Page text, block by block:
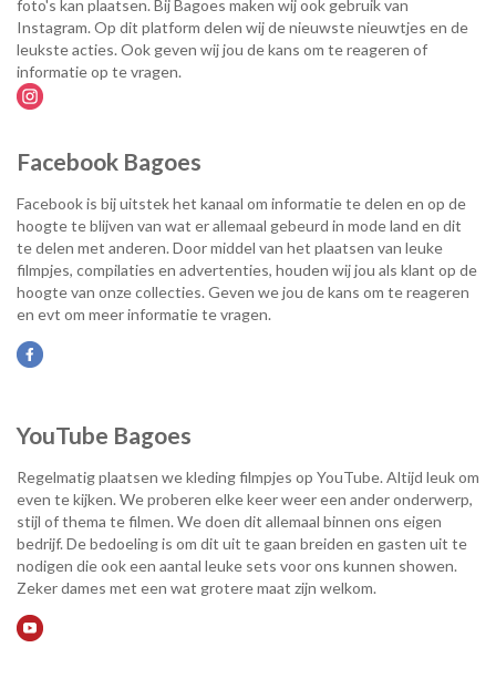
foto's kan plaatsen. Bij Bagoes maken wij ook gebruik van
Instagram. Op dit platform delen wij de nieuwste nieuwtjes en de
leukste acties. Ook geven wij jou de kans om te reageren of
informatie op te vragen.
Facebook Bagoes
Facebook is bij uitstek het kanaal om informatie te delen en op de
hoogte te blijven van wat er allemaal gebeurd in mode land en dit
te delen met anderen. Door middel van het plaatsen van leuke
filmpjes, compilaties en advertenties, houden wij jou als klant op de
hoogte van onze collecties. Geven we jou de kans om te reageren
en evt om meer informatie te vragen.
YouTube Bagoes
Regelmatig plaatsen we kleding filmpjes op YouTube. Altijd leuk om
even te kijken. We proberen elke keer weer een ander onderwerp,
stijl of thema te filmen. We doen dit allemaal binnen ons eigen
bedrijf. De bedoeling is om dit uit te gaan breiden en gasten uit te
nodigen die ook een aantal leuke sets voor ons kunnen showen.
Zeker dames met een wat grotere maat zijn welkom.